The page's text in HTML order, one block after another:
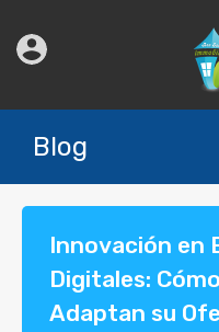
Blog
Innovación en
Digitales:
Adaptan su